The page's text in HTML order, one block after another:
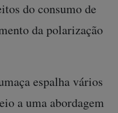
do consumo de
da polarização
espalha vários
a uma abordagem